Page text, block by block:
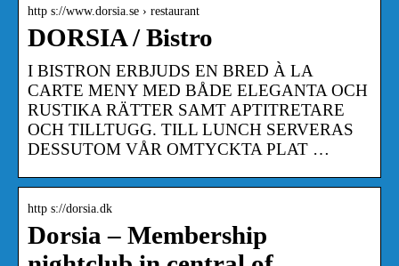
http s://www.dorsia.se › restaurant
DORSIA / Bistro
I BISTRON ERBJUDS EN BRED À LA
CARTE MENY MED BÅDE ELEGANTA OCH
RUSTIKA RÄTTER SAMT APTITRETARE
OCH TILLTUGG. TILL LUNCH SERVERAS
DESSUTOM VÅR OMTYCKTA PLAT …
http s://dorsia.dk
Dorsia – Membership